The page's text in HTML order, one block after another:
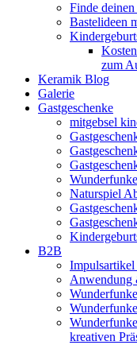
Finde
Bastelideen
zum
Keramik Blog
Galerie
Gastgeschenke
mitgebsel
Naturspiel
B2B
Anwendung
kreativen